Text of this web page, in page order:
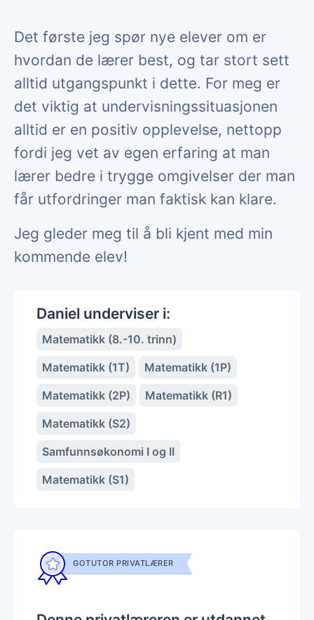
Det første jeg spør nye elever om er
hvordan de lærer best, og tar stort sett
alltid utgangspunkt i dette. For meg er
det viktig at undervisningssituasjonen
alltid er en positiv opplevelse, nettopp
fordi jeg vet av egen erfaring at man
lærer bedre i trygge omgivelser der man
får utfordringer man faktisk kan klare.
Jeg gleder meg til å bli kjent med min
kommende elev!
Daniel underviser i:
Matematikk (8.-10. trinn)
Matematikk (1T)
Matematikk (1P)
Matematikk (2P)
Matematikk (R1)
Matematikk (S2)
Samfunnsøkonomi I og II
Matematikk (S1)
GOTUTOR PRIVATLÆRER